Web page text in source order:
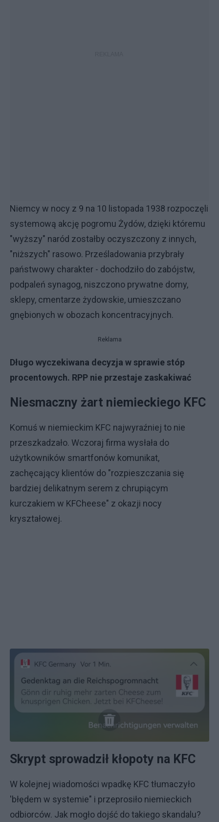
Niemcy w nocy z 9 na 10 listopada 1938 rozpoczęli
systemową akcję pogromu Żydów, dzięki któremu
"wyższy" naród zostałby oczyszczony z innych,
"niższych" rasowo. Prześladowania przybrały
państwowy charakter - dochodziło do zabójstw,
podpaleń synagog, niszczono prywatne domy,
sklepy, cmentarze żydowskie, umieszczano
gnębionych w obozach koncentracyjnych.
Reklama
Długo wyczekiwana decyzja w sprawie stóp
procentowych. RPP nie przestaje zaskakiwać
Niesmaczny żart niemieckiego KFC
Komuś w niemieckim KFC najwyraźniej to nie
przeszkadzało. Wczoraj firma wysłała do
użytkowników smartfonów komunikat,
zachęcający klientów do "rozpieszczania się
bardziej delikatnym serem z chrupiącym
kurczakiem w KFCheese" z okazji nocy
kryształowej.
Skrypt sprowadził kłopoty na KFC
W kolejnej wiadomości wpadkę KFC tłumaczyło
'błędem w systemie" i przeprosiło niemieckich
odbiorców. Jak mogło dojść do takiego skandalu?